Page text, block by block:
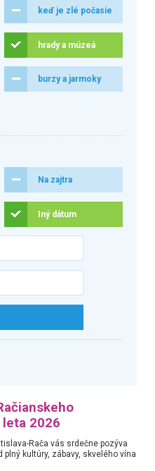
keď je zlé počasie
hrady a múzeá
burzy a jarmoky
Na zajtra
Iný dátum
2026
Rača vás srdečne pozýva
plný kultúry, zábavy, skvelého vína